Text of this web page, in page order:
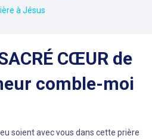
à Jésus
CŒUR de
comble-moi
soient avec vous dans cette prière